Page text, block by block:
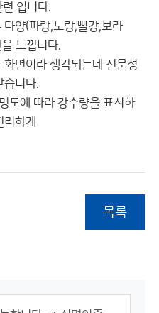
입니다.
양(파랑,노랑,빨강,보라
느낍니다.
면이라 생각되는데 전문성
습니다.
도에 따라 강수량을 표시하
하게
목록